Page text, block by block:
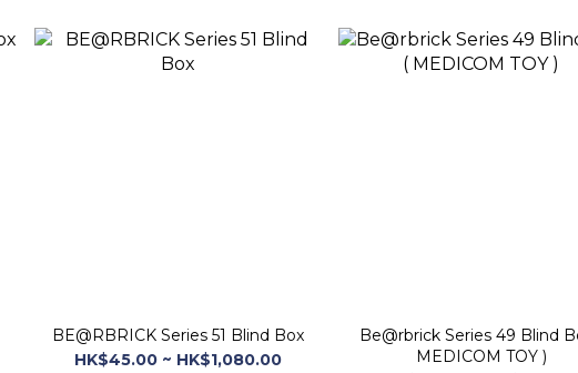
BE@RBRICK Series 51 Blind Box
HK$45.00 ~ HK$1,080.00
Be@rbrick Series 49 Blind
MEDICOM TOY )